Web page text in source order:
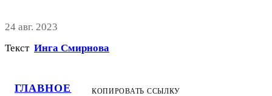
ГЛАВНОЕ
24 авг. 2023
Текст Инга Смирнова
КОПИРОВАТЬ ССЫЛКУ